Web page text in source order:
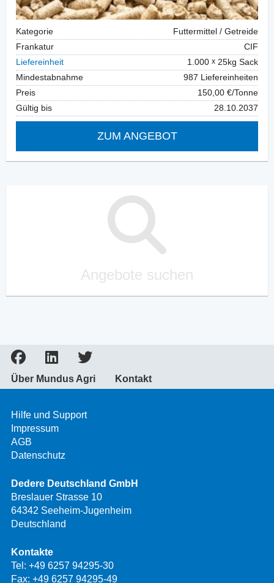
Kategorie
Futtermittel / Getreide
Frankatur
CIF
Liefereinheit
1.000
25kg Sack
Mindestabnahme
987 Liefereinheiten
Preis
150,00 €/Tonne
Gültig bis
28.10.2037
ZUM ANGEBOT
Angebote suchen
Über Mundus Agri Kontakt
Hilfe und Support
Impressum
AGB
Datenschutz
Dedere Deutschland GmbH
Breslauer Strasse 10
64342 Seeheim-Jugenheim
Deutschland
Kontakte
Tel: +49 6257 94295-30
Fax: +49 6257 94295-49